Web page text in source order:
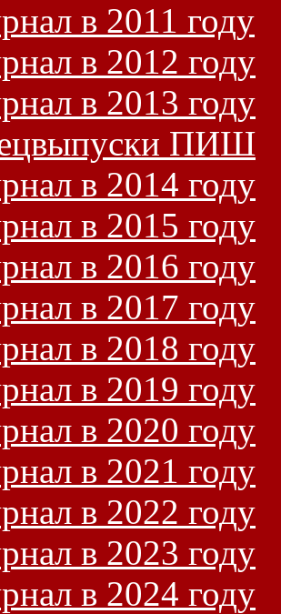
в 2011 году
в 2012 году
в 2013 году
ПИШ
в 2014 году
в 2015 году
в 2016 году
в 2017 году
в 2018 году
в 2019 году
в 2020 году
в 2021 году
в 2022 году
в 2023 году
в 2024 году